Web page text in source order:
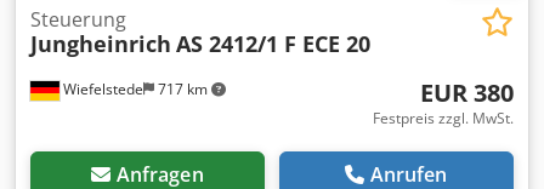
Wiefelstede 717 km
Steuerung
Jungheinrich AS 2412/1 F ECE 20
EUR 380
Festpreis zzgl. MwSt.
Anfragen Anrufen